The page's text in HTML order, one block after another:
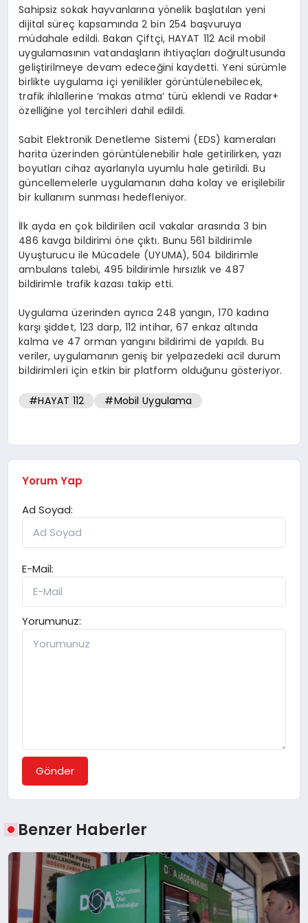
Sahipsiz sokak hayvanlarına yönelik başlatılan yeni
dijital süreç kapsamında 2 bin 254 başvuruya
müdahale edildi. Bakan Çiftçi, HAYAT 112 Acil mobil
uygulamasının vatandaşların ihtiyaçları doğrultusunda
geliştirilmeye devam edeceğini kaydetti. Yeni sürümle
birlikte uygulama içi yenilikler görüntülenebilecek,
trafik ihlallerine ‘makas atma’ türü eklendi ve Radar+
özelliğine yol tercihleri dahil edildi.
Sabit Elektronik Denetleme Sistemi (EDS) kameraları
harita üzerinden görüntülenebilir hale getirilirken, yazı
boyutları cihaz ayarlarıyla uyumlu hale getirildi. Bu
güncellemelerle uygulamanın daha kolay ve erişilebilir
bir kullanım sunması hedefleniyor.
İlk ayda en çok bildirilen acil vakalar arasında 3 bin
486 kavga bildirimi öne çıktı. Bunu 561 bildirimle
Uyuşturucu ile Mücadele (UYUMA), 504 bildirimle
ambulans talebi, 495 bildirimle hırsızlık ve 487
bildirimle trafik kazası takip etti.
Uygulama üzerinden ayrıca 248 yangın, 170 kadına
karşı şiddet, 123 darp, 112 intihar, 67 enkaz altında
kalma ve 47 orman yangını bildirimi de yapıldı. Bu
veriler, uygulamanın geniş bir yelpazedeki acil durum
bildirimleri için etkin bir platform olduğunu gösteriyor.
#HAYAT 112 #Mobil Uygulama
Yorum Yap
Ad Soyad:
E-Mail:
Yorumunuz:
Gönder
Benzer Haberler